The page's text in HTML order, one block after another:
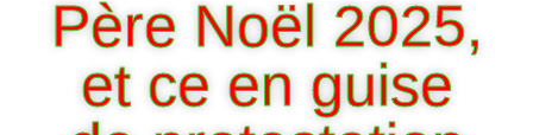
Père Noël 2025,
et ce en guise